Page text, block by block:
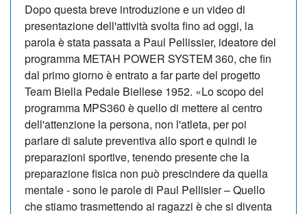
Dopo questa breve introduzione e un video di
presentazione dell'attività svolta fino ad oggi, la
parola è stata passata a Paul Pellissier, ideatore del
programma METAH POWER SYSTEM 360, che fin
dal primo giorno è entrato a far parte del progetto
Team Biella Pedale Biellese 1952. «Lo scopo del
programma MPS360 è quello di mettere al centro
dell'attenzione la persona, non l'atleta, per poi
parlare di salute preventiva allo sport e quindi le
preparazioni sportive, tenendo presente che la
preparazione fisica non può prescindere da quella
mentale - sono le parole di Paul Pellisier – Quello
che stiamo trasmettendo ai ragazzi è che si diventa